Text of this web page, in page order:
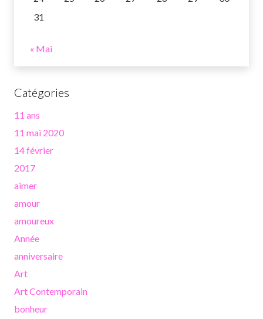
31
« Mai
Catégories
11 ans
11 mai 2020
14 février
2017
aimer
amour
amoureux
Année
anniversaire
Art
Art Contemporain
bonheur